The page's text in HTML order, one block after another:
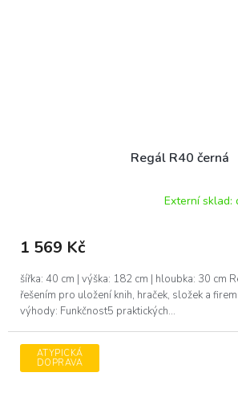
Regál R40 černá
Externí sklad:
1 569 Kč
šířka: 40 cm | výška: 182 cm | hloubka: 30 cm
řešením pro uložení knih, hraček, složek a
výhody: Funkčnost5 praktických...
ATYPICKÁ
DOPRAVA